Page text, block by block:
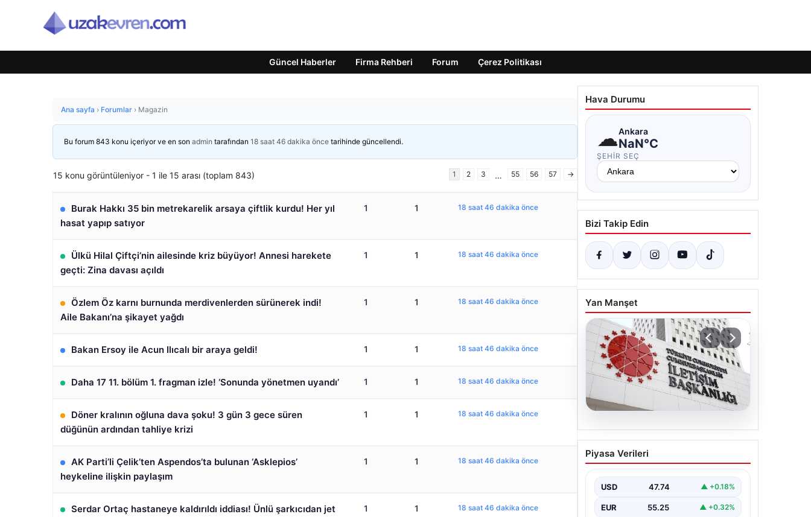
Güncel Haberler Firma Rehberi Forum Çerez Politikası
Ana sayfa › Forumlar › Magazin
Bu forum 843 konu içeriyor ve en son admin tarafından 18 saat 46 dakika önce tarihinde güncellendi.
15 konu görüntüleniyor - 1 ile 15 arası (toplam 843) 1 2 3 … 55 56 57 →
Burak Hakkı 35 bin metrekarelik arsaya çiftlik kurdu! Her yıl
hasat yapıp satıyor
1 1 18 saat 46 dakika önce
Ülkü Hilal Çiftçi’nin ailesinde kriz büyüyor! Annesi harekete
geçti: Zina davası açıldı
1 1 18 saat 46 dakika önce
Özlem Öz karnı burnunda merdivenlerden sürünerek indi!
Aile Bakanı’na şikayet yağdı
1 1 18 saat 46 dakika önce
Bakan Ersoy ile Acun Ilıcalı bir araya geldi! 1 1 18 saat 46 dakika önce
Daha 17 11. bölüm 1. fragman izle! ‘Sonunda yönetmen uyandı’ 1 1 18 saat 46 dakika önce
Döner kralının oğluna dava şoku! 3 gün 3 gece süren
düğünün ardından tahliye krizi
1 1 18 saat 46 dakika önce
AK Parti’li Çelik’ten Aspendos’ta bulunan ‘Asklepios’
heykeline ilişkin paylaşım
1 1 18 saat 46 dakika önce
Serdar Ortaç hastaneye kaldırıldı iddiası! Ünlü şarkıcıdan jet
1 1 18 saat 46 dakika önce
Hava Durumu
☁Ankara
NaN°C
ŞEHIR SEÇ
Bizi Takip Edin
Yan Manşet
Mekke Ortak Savunma
Anlaşması. DMM’den
iddialara yalanlama geldi
Piyasa Verileri
USD 47.74 ▲ +0.18%
EUR 55.25 ▲ +0.32%